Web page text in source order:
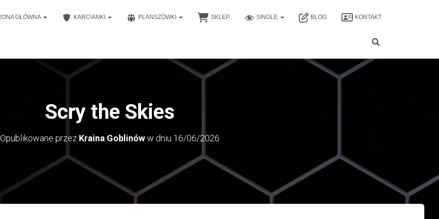
GŁÓWNA KARCIANKI PLANSZÓWKI SKLEP SINGLE BLOG KONTAKT
Scry the Skies
Opublikowane przez Kraina Goblinóww dniu 16/06/2026